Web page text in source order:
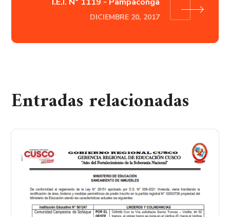
DICIEMBRE 20, 2017
Entradas relacionadas